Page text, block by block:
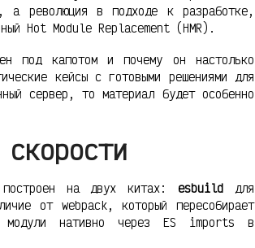
а революция в подходе к разработке,
Hot Module Replacement (HMR).
под капотом и почему он настолько
кейсы с готовыми решениями для
сервер, то материал будет особенно
на двух китах: esbuild для
от webpack, который пересобирает
нативно через ES imports в